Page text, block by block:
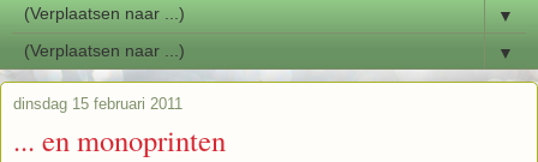
▼
▼
dinsdag 15 februari 2011
... en monoprinten